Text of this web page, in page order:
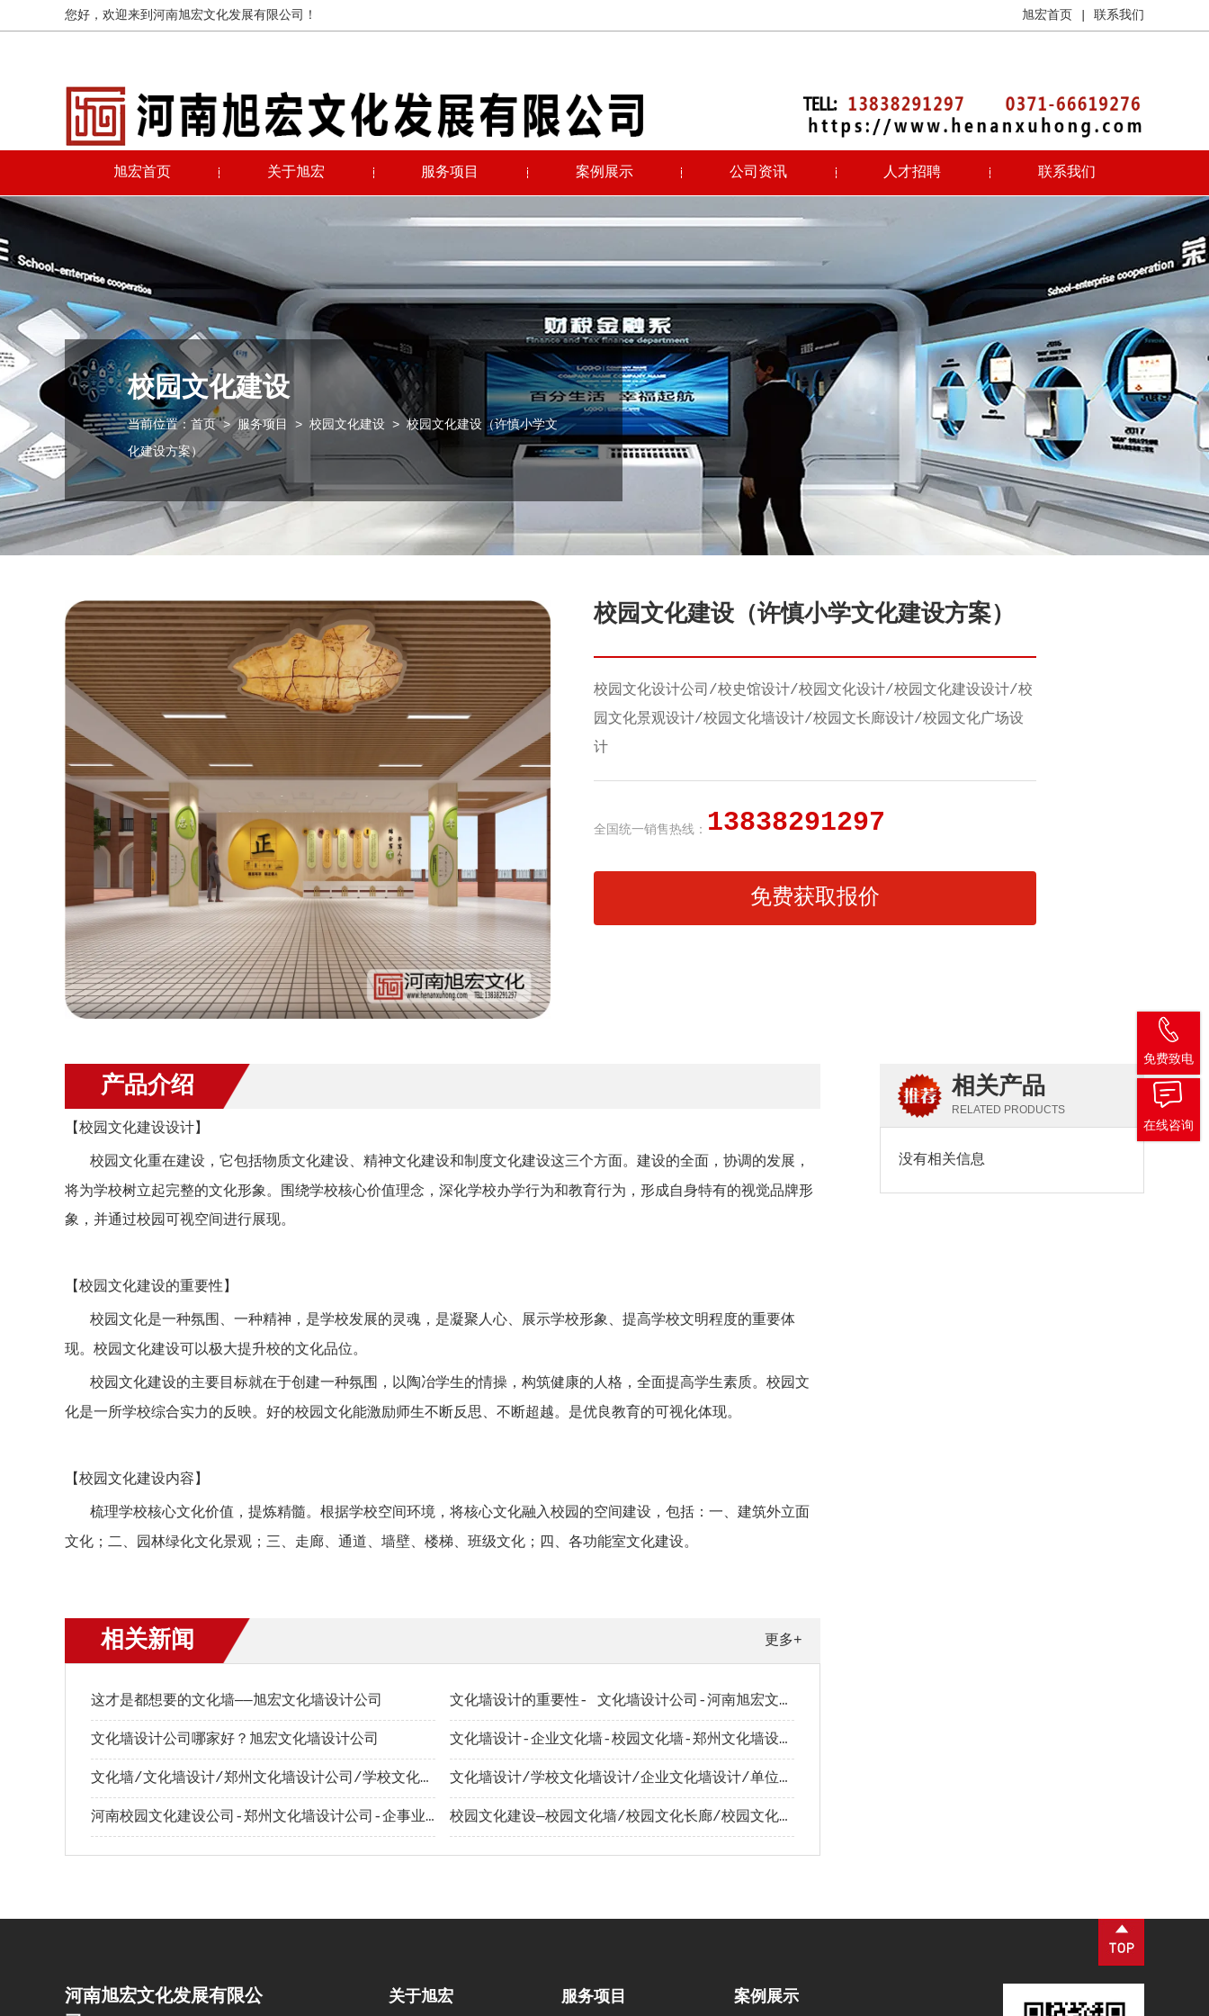
您好，欢迎来到河南旭宏文化发展有限公司！ 旭宏首页 联系我们
13838291297
旭宏首页 关于旭宏 服务项目 案例展示 公司资讯 人才招聘 联系我们
校园文化建设
当前位置： 首页>服务项目 > 校园文化建设 > 校园文化建设（许慎小学文
化建设方案）
校园文化建设（许慎小学文化建设方案）
校园文化设计公司/校史馆设计/校园文化设计/校园文化建设设计/校
园文化景观设计/校园文化墙设计/校园文长廊设计/校园文化广场设
计
全国统一销售热线： 13838291297
免费获取报价
产品介绍
【校园文化建设设计】
校园文化重在建设，它包括物质文化建设、精神文化建设和制度文化建设这三个方面。建设的全面，协调的发展，
将为学校树立起完整的文化形象。围绕学校核心价值理念，深化学校办学行为和教育行为，形成自身特有的视觉品牌形
象，并通过校园可视空间进行展现。
【校园文化建设的重要性】
校园文化是一种氛围、一种精神，是学校发展的灵魂，是凝聚人心、展示学校形象、提高学校文明程度的重要体
现。校园文化建设可以极大提升校的文化品位。
校园文化建设的主要目标就在于创建一种氛围，以陶冶学生的情操，构筑健康的人格，全面提高学生素质。校园文
化是一所学校综合实力的反映。好的校园文化能激励师生不断反思、不断超越。是优良教育的可视化体现。
【校园文化建设内容】
梳理学校核心文化价值，提炼精髓。根据学校空间环境，将核心文化融入校园的空间建设，包括：一、建筑外立面
文化 ； 二、园林绿化文化景观 ； 三、走廊、通道、 墙壁、 楼梯 、班级文化 ； 四、 各功能室文化建设。
更多+
相关新闻
这才是都想要的文化墙——旭宏文化墙设计公司 文化墙设计的重要性- 文化墙设计公司-河南旭宏文化发展有限公司
文化墙设计公司哪家好？旭宏文化墙设计公司 文化墙设计-企业文化墙-校园文化墙-郑州文化墙设计公司-河南展厅文化设计公司
文化墙/文化墙设计/郑州文化墙设计公司/学校文化墙设计/企业文化墙设计/单位文化墙设计/廉政文化 墙设计/党建文化墙设计/河南旭宏专业文化墙设计施工公司 文化墙设计/学校文化墙设计/企业文化墙设计/单位文化墙设计/党建文化墙设计/专业文化墙设计施工公司-河南旭宏文化
河南校园文化建设公司-郑州文化墙设计公司-企事业单位文化建设-党建廉政文化建设——河南旭宏文化发展有限公司 校园文化建设—校园文化墙/校园文化长廊/校园文化景观/关于校园文化的emoji—河南旭宏文化发展有限公司
相关产品
RELATED PRODUCTS
没有相关信息
河南旭宏文化发展有限公
关于旭宏 服务项目 案例展示
免费致电
在线咨询